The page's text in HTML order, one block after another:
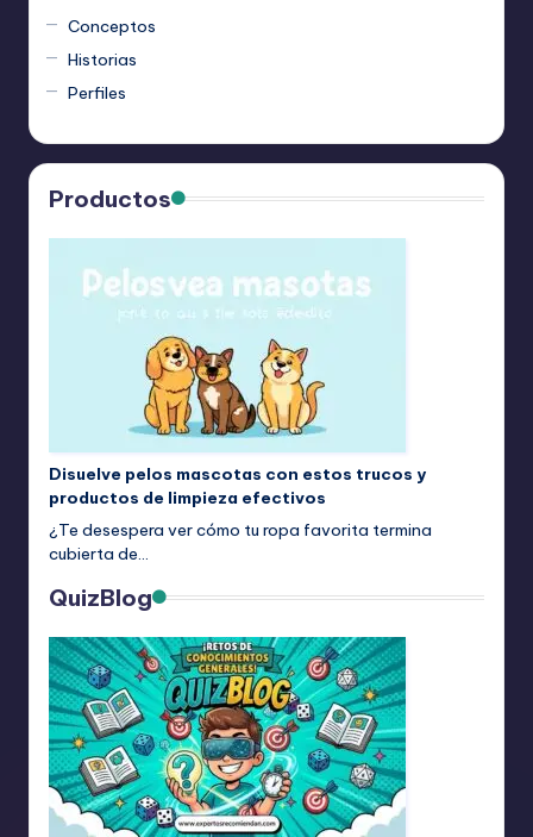
Conceptos
Historias
Perfiles
Productos
Disuelve pelos mascotas con estos trucos y
productos de limpieza efectivos
¿Te desespera ver cómo tu ropa favorita termina
cubierta de…
QuizBlog